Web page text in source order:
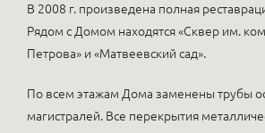
В 2008 г. произведена полная
Рядом с Домом находятся «Сквер им.
Петрова» и «Матвеевский сад».
По всем этажам Дома заменены трубы
магистралей. Все перекрытия